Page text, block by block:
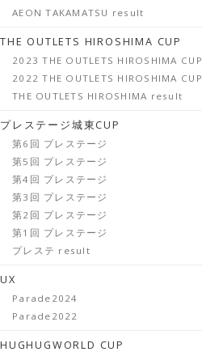
AEON TAKAMATSU result
THE OUTLETS HIROSHIMA CUP
2023 THE OUTLETS HIROSHIMA CUP
2022 THE OUTLETS HIROSHIMA CUP
THE OUTLETS HIROSHIMA result
プレステージ城東CUP
第6回 プレステージ
第5回 プレステージ
第4回 プレステージ
第3回 プレステージ
第2回 プレステージ
第1回 プレステージ
プレステ result
UX
Parade2024
Parade2022
HUGHUGWORLD CUP